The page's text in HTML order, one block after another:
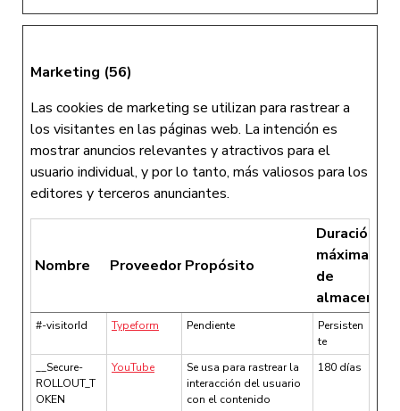
Marketing (56)
Las cookies de marketing se utilizan para rastrear a
los visitantes en las páginas web. La intención es
mostrar anuncios relevantes y atractivos para el
usuario individual, y por lo tanto, más valiosos para los
editores y terceros anunciantes.
Nombre Proveedor Propósito
Duración
máxima
de
#-visitorId Typeform Pendiente
Persisten
te
__Secure-
ROLLOUT_T
OKEN
YouTube
Se usa para rastrear la
interacción del usuario
con el contenido
180 días